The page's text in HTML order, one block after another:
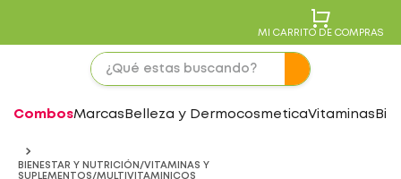
MI CARRITO DE COMPRAS
CombosMarcas Belleza y DermocosmeticaVitaminas
BIENESTAR Y NUTRICIÓN/VITAMINAS Y
SUPLEMENTOS/MULTIVITAMINICOS